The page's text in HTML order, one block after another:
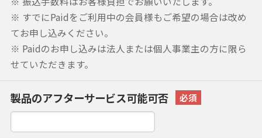
※ すでにPaidをご利用中の会員様もご希望の場合は改め
てお申し込みください。
※ Paidのお申し込みは法人または個人事業主の方に限ら
せていただきます。
製品のアフターサービス可能可否